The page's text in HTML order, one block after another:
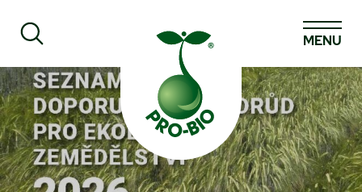
Prohledat PRO-BIO
MENU